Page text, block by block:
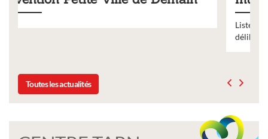
délibération du conseil municipal du 19 décembre
Toutes les actualités